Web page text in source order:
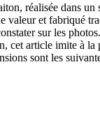
réalisée dans un
valeur et fabriqué
sur les
cet article imite à
sont les